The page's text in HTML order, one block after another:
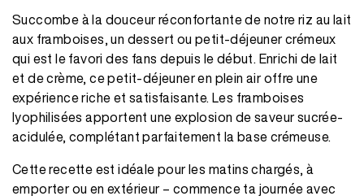
Succombe à la douceur réconfortante de notre riz au lait
aux framboises, un dessert ou petit-déjeuner crémeux
qui est le favori des fans depuis le début. Enrichi de lait
et de crème, ce petit-déjeuner en plein air offre une
expérience riche et satisfaisante. Les framboises
lyophilisées apportent une explosion de saveur sucrée-
acidulée, complétant parfaitement la base crémeuse.
Cette recette est idéale pour les matins chargés, à
emporter ou en extérieur – commence ta journée avec